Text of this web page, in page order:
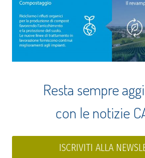
Resta sempre
con le notizie
ISCRIVITI ALLA